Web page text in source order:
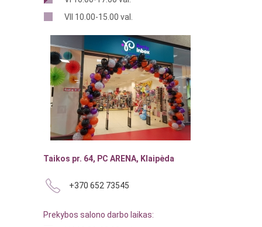
VII 10.00-15.00 val.
Taikos pr. 64, PC ARENA, Klaipėda
+370 652 73545
Prekybos salono darbo laikas: